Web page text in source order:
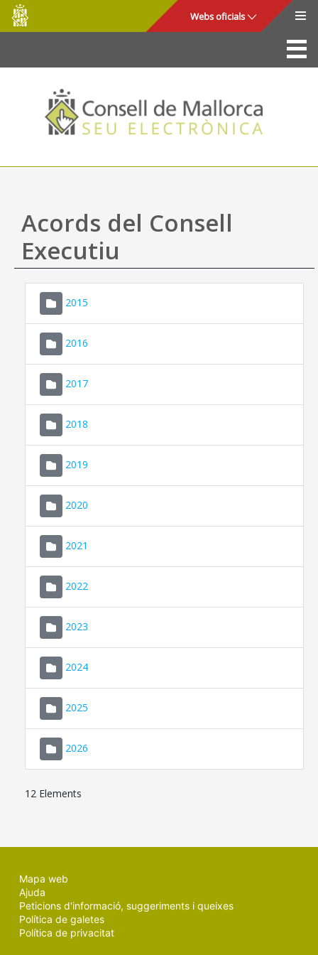
Salta al contingut principal
Consell
de
Mallorca
Webs oficials
La Seu
Consell de Mallorca
Accés i seguretat
Utilitats
Ajuda
Acords del Consell
Executiu
2015
2016
2017
2018
2019
2020
2021
2022
2023
2024
2025
2026
12 Elements
Mapa web
Ajuda
Peticions d'informació, suggeriments i queixes
Política de galetes
Política de privacitat